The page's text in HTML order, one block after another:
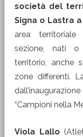
società del
Signa o Lastra a
area
sezione, nati o
territorio, anche
zone differenti.
“Campioni nella
Viola Lallo